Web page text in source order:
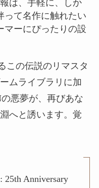
は、手軽に、しか
って名作に触れたい
マーにぴったりの設
この伝説のリマスタ
ムライブラリに加
悪夢が、再びあな
へと誘います。覚
25th Anniversary